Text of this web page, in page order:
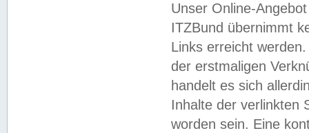
Unser Online-
ITZBund übernimmt
Links erreicht
der erstmaligen
handelt es sich
Inhalte der verlinkten
worden sein. Eine